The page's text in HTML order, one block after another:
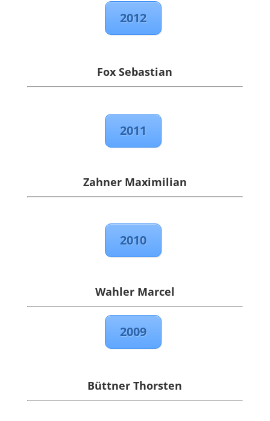
2012
Fox Sebastian
2011
Zahner Maximilian
2010
Wahler Marcel
2009
Büttner Thorsten